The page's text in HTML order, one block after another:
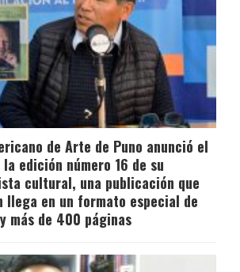
de Arte de Puno anunció el
edición número 16 de su
cultural, una publicación que
llega en un formato especial de
más de 400 páginas